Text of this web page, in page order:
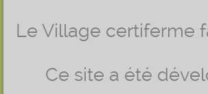
Le Village certiferme
Ce site a été